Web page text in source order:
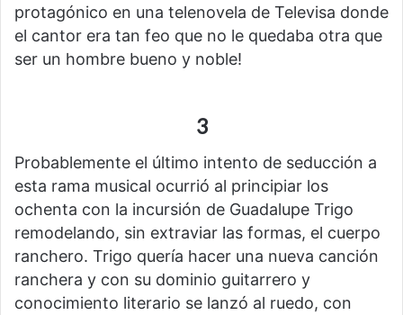
protagónico en una telenovela de Televisa donde
el cantor era tan feo que no le quedaba otra que
ser un hombre bueno y noble!
3
Probablemente el último intento de seducción a
esta rama musical ocurrió al principiar los
ochenta con la incursión de Guadalupe Trigo
remodelando, sin extraviar las formas, el cuerpo
ranchero. Trigo quería hacer una nueva canción
ranchera y con su dominio guitarrero y
conocimiento literario se lanzó al ruedo, con